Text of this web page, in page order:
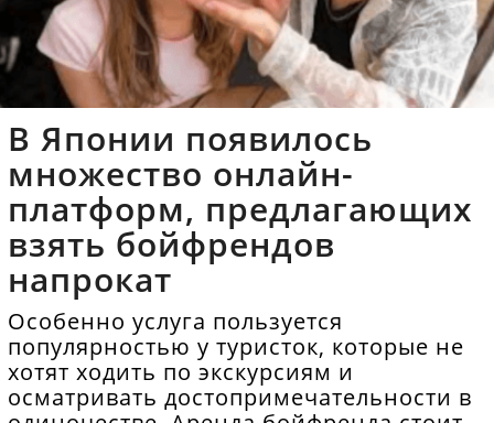
В Японии появилось
множество онлайн-
платформ, предлагающих
взять бойфрендов
напрокат
Особенно услуга пользуется
популярностью у туристок, которые не
хотят ходить по экскурсиям и
осматривать достопримечательности в